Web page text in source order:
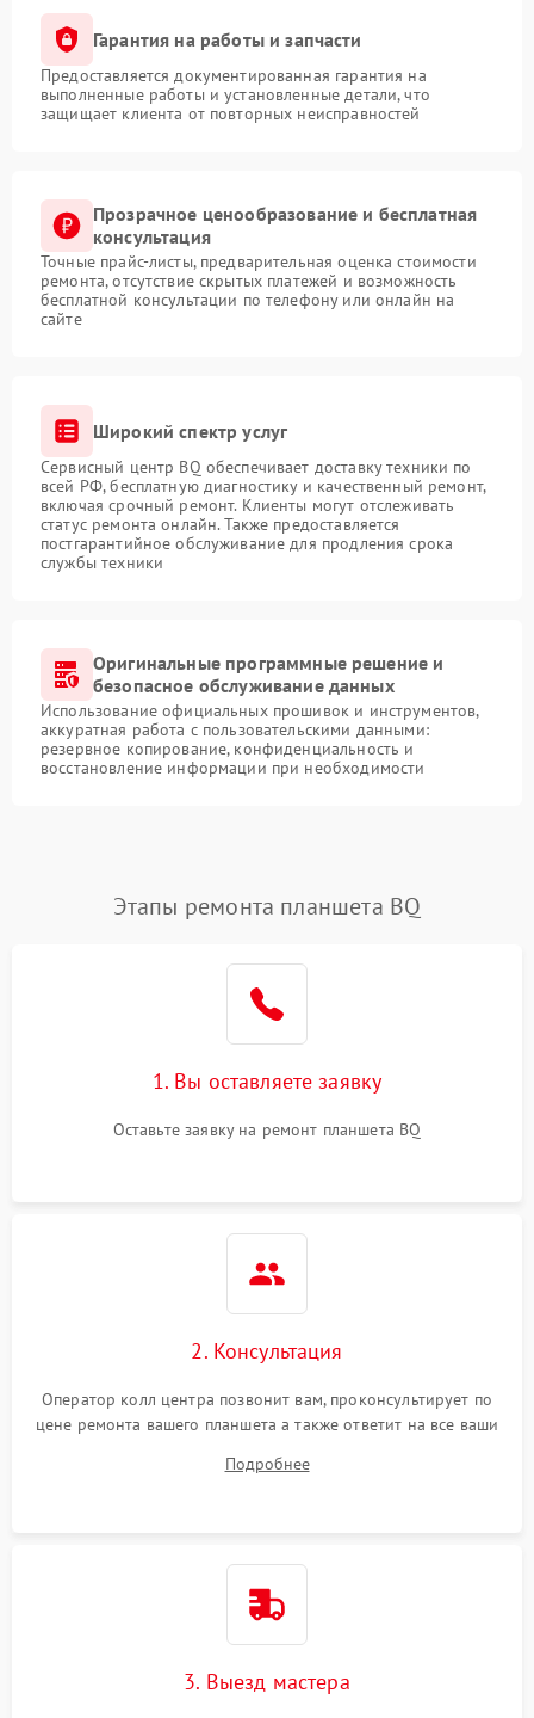
Гарантия на работы и запчасти
Предоставляется документированная гарантия на
выполненные работы и установленные детали, что
защищает клиента от повторных неисправностей
Прозрачное ценообразование и бесплатная
консультация
Точные прайс-листы, предварительная оценка стоимости
ремонта, отсутствие скрытых платежей и возможность
бесплатной консультации по телефону или онлайн на
сайте
Широкий спектр услуг
Сервисный центр BQ обеспечивает доставку техники по
всей РФ, бесплатную диагностику и качественный ремонт,
включая срочный ремонт. Клиенты могут отслеживать
статус ремонта онлайн. Также предоставляется
постгарантийное обслуживание для продления срока
службы техники
Оригинальные программные решение и
безопасное обслуживание данных
Использование официальных прошивок и инструментов,
аккуратная работа с пользовательскими данными:
резервное копирование, конфиденциальность и
восстановление информации при необходимости
Этапы ремонта планшета BQ
1. Вы оставляете заявку
Оставьте заявку на ремонт планшета BQ
2. Консультация
Оператор колл центра позвонит вам, проконсультирует по
цене ремонта вашего планшета а также ответит на все ваши
Подробнее
3. Выезд мастера